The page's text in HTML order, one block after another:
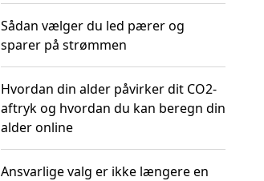
Sådan vælger du led pærer og
sparer på strømmen
Hvordan din alder påvirker dit CO2-
aftryk og hvordan du kan beregn din
alder online
Ansvarlige valg er ikke længere en